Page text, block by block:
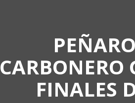
CARBONERO
FINALES